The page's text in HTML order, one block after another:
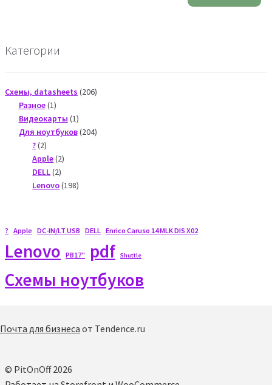
Категории
Схемы, datasheets 206206
Разное 11
product
Видеокарты 11
product
Для ноутбуков 204204
? 22
products
Apple 22
DELL 22
products
Lenovo 198198
? Apple DC-IN/LT USB DELL Enrico Caruso 14 MLK DIS X02
Lenovo PB17" pdf Shuttle
Схемы ноутбуков
Почта для бизнеса от Tendence.ru
© PitOnOff 2026